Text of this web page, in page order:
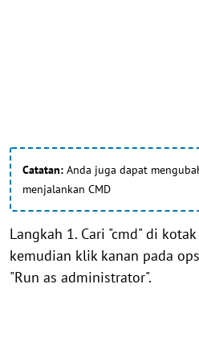
Catatan: Anda juga dapat
menjalankan CMD
Langkah 1. Cari "cmd" di
kemudian klik kanan pada
"Run as administrator".